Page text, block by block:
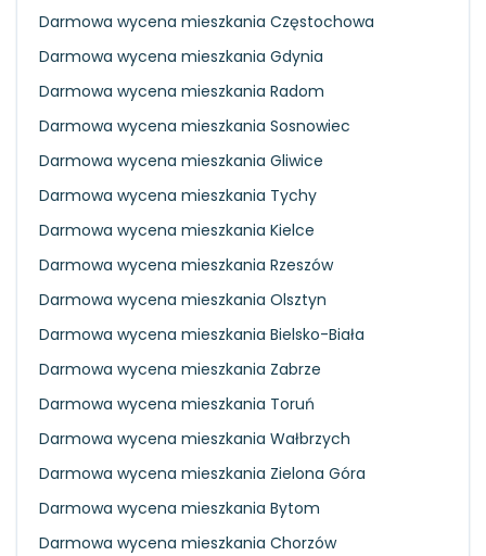
Darmowa wycena mieszkania Częstochowa
Darmowa wycena mieszkania Gdynia
Darmowa wycena mieszkania Radom
Darmowa wycena mieszkania Sosnowiec
Darmowa wycena mieszkania Gliwice
Darmowa wycena mieszkania Tychy
Darmowa wycena mieszkania Kielce
Darmowa wycena mieszkania Rzeszów
Darmowa wycena mieszkania Olsztyn
Darmowa wycena mieszkania Bielsko-Biała
Darmowa wycena mieszkania Zabrze
Darmowa wycena mieszkania Toruń
Darmowa wycena mieszkania Wałbrzych
Darmowa wycena mieszkania Zielona Góra
Darmowa wycena mieszkania Bytom
Darmowa wycena mieszkania Chorzów